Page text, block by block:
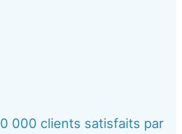
000 clients satisfaits par